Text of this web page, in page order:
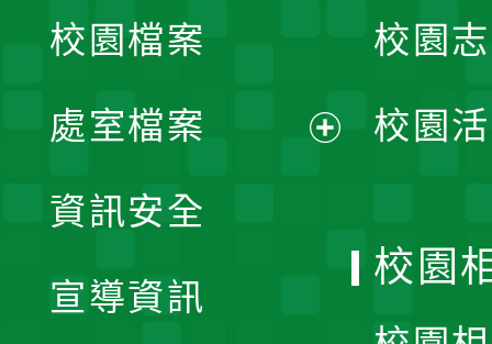
單
校園檔案
處室檔案
資訊安全
宣導資訊
校園
校園
校園